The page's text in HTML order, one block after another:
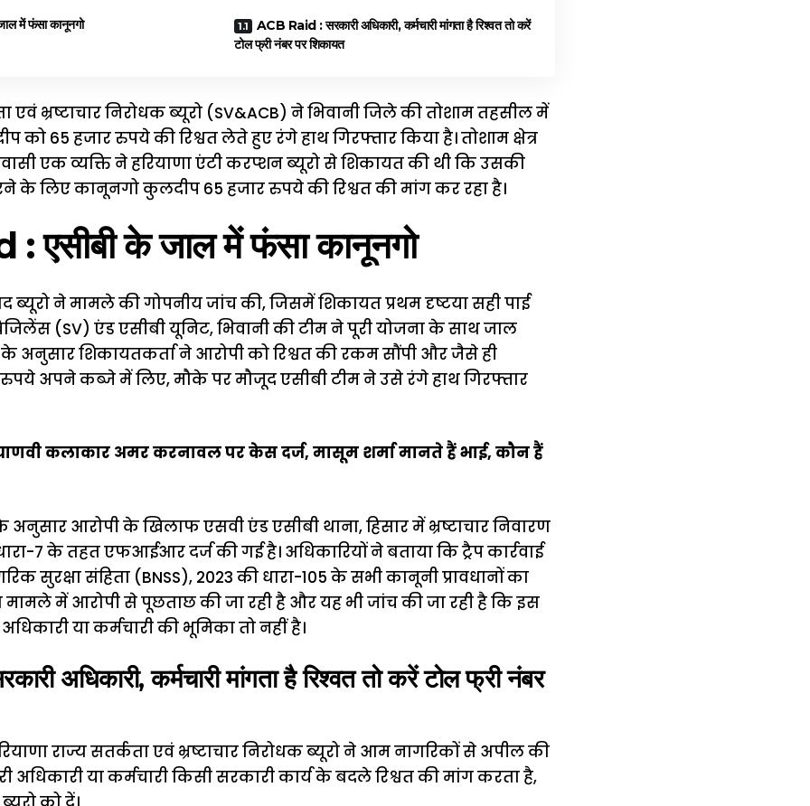
में फंसा कानूनगो
ACB Raid : सरकारी अधिकारी, कर्मचारी मांगता है रिश्वत तो करें
टोल फ्री नंबर पर शिकायत
एवं भ्रष्टाचार निरोधक ब्यूरो (SV&ACB) ने भिवानी जिले की तोशाम तहसील में
65 हजार रुपये की रिश्वत लेते हुए रंगे हाथ गिरफ्तार किया है। तोशाम क्षेत्र
एक व्यक्ति ने हरियाणा एंटी करप्शन ब्यूरो से शिकायत की थी कि उसकी
के लिए कानूनगो कुलदीप 65 हजार रुपये की रिश्वत की मांग कर रहा है।
एसीबी के जाल में फंसा कानूनगो
ने मामले की गोपनीय जांच की, जिसमें शिकायत प्रथम दृष्टया सही पाई
(SV) एंड एसीबी यूनिट, भिवानी की टीम ने पूरी योजना के साथ जाल
के अनुसार शिकायतकर्ता ने आरोपी को रिश्वत की रकम सौंपी और जैसे ही
अपने कब्जे में लिए, मौके पर मौजूद एसीबी टीम ने उसे रंगे हाथ गिरफ्तार
कलाकार अमर करनावल पर केस दर्ज, मासूम शर्मा मानते हैं भाई, कौन हैं
अनुसार आरोपी के खिलाफ एसवी एंड एसीबी थाना, हिसार में भ्रष्टाचार निवारण
7 के तहत एफआईआर दर्ज की गई है। अधिकारियों ने बताया कि ट्रैप कार्रवाई
सुरक्षा संहिता (BNSS), 2023 की धारा-105 के सभी कानूनी प्रावधानों का
मामले में आरोपी से पूछताछ की जा रही है और यह भी जांच की जा रही है कि इस
या कर्मचारी की भूमिका तो नहीं है।
अधिकारी, कर्मचारी मांगता है रिश्वत तो करें टोल फ्री नंबर
राज्य सतर्कता एवं भ्रष्टाचार निरोधक ब्यूरो ने आम नागरिकों से अपील की
अधिकारी या कर्मचारी किसी सरकारी कार्य के बदले रिश्वत की मांग करता है,